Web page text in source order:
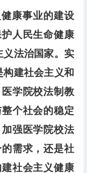
康事业的建设
人民生命健康
义法治国家。实
建社会主义和
学院校法制教
个社会的稳定
强医学院校法
需求，还是社
社会主义健康